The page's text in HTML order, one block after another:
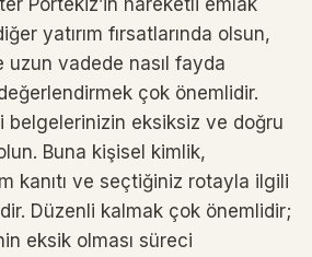
Portekiz’in hareketli emlak
yatırım fırsatlarında olsun,
uzun vadede nasıl fayda
çok önemlidir.
belgelerinizin eksiksiz ve doğru
Buna kişisel kimlik,
kanıtı ve seçtiğiniz rotayla ilgili
Düzenli kalmak çok önemlidir;
eksik olması süreci